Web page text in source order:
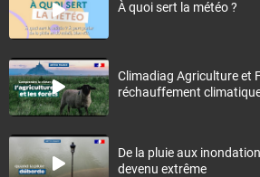
À quoi sert la météo ?
Climadiag Agriculture et
réchauffement
De la pluie aux
devenu extrême